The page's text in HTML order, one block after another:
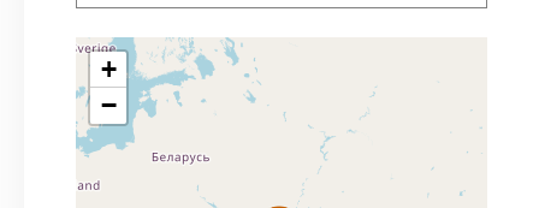
+
−